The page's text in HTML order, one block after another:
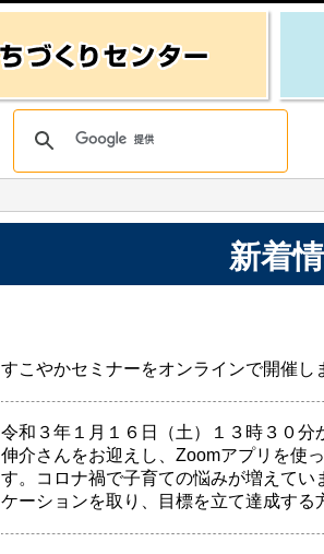
新着
すこやかセミナーをオンラインで開催し
令和３年１月１６日（土）１３時３０
伸介さんをお迎えし、Zoomアプリを使
す。コロナ禍で子育ての悩みが増えて
ケーションを取り、目標を立て達成する